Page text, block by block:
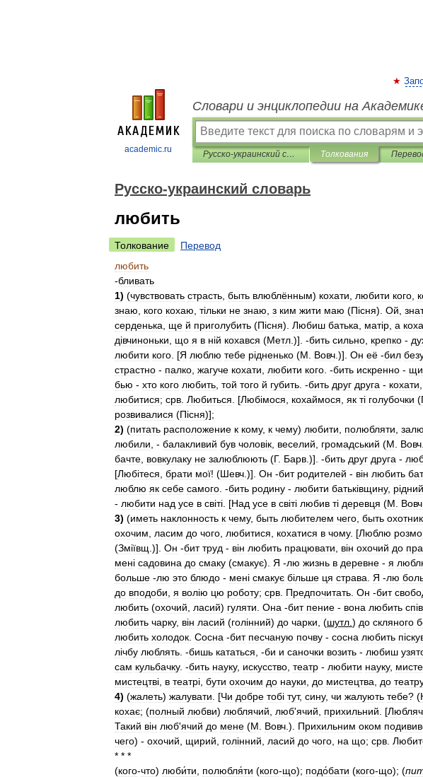
academic.ru
Словари и энциклопедии на
Русско-украинский словарь Толкования
Русско-украинский словарь
любить
Толкование
Перевод
любить
-бливать
1) (чувствовать страсть быть влюблённым) кохати любити кого
знаю
кого кохаю тільки не знаю з ким жити маю (Пісня). Ой
серденька
ще й приголубить (Пісня). Любиш батька матір а
дівчиноньки що я в ній кохався (Метл .)]. -бить сильно крепко -
любити кого . [Я люблю тебе рідненько (М Вовч .)]. Он её -бил
страстно - палко жагуче кохати любити кого . -бить искренно -
бью - хто кого любить той того й губить . -бить друг друга - кохати
любитися; срв Любиться . [Любімося кохаймося як ті голубочки (
розвивалися (Пісня)];
2) (питать расположение к кому, к чему) любити полюбляти
любили , - балакливий був чоловік веселий громадський (М Вовч
бачте вовкулаку не залюблюють (Г. Барв .)]. -бить друг друга -
[Любітеся брати мої! (Шевч .)]. Он -бит родителей - він любить
люблю як себе самого . -бить родину - любити батьківщину, рідний
- любити над усе в світі. [Над усе в світі любив ті деревця (М Вовч
3) (иметь наклонность к чему, быть любителем чего быть
охочим
ласим до чого любитися кохатися в чому. [Люблю
(Зміївщ .)]. Он -бит труд - він любить працювати він охочий до
мені садовина до смаку (смакує). Я -лю жизнь в деревне - я
больше -лю это блюдо - мені смакує більше ця страва Я -лю
до вподоби я волію цю роботу; срв Предпочитать Он -бит
любить (охочий ласий) гуляти Она -бит пение - вона любить спі
любить чарку, він ласий (голінний) до чарки , (шутл ) до скляного
любить холодок Сосна -бит песчаную почву - сосна любить пі
лічбу люблять . -бишь кататься , -би и саночки возить - любиш
сам кульбачку. -бить науку, искусство театр - любити науку,
мистецтві, в театрі, бути охочим до науки до мистецтва до
4) (жалеть) жалувати . [Чи добре тобі тут, сину, чи жалують тебе? (
кохає; (полный любви) люблячий люб'ячий прихильний . [
Такий він люб'ячий до мене (М Вовч .). Прихильним оком
чего) - охочий щирий голінний ласий до чого на що; срв
* * *
(кого-что) люби́ти полюбля́ти (кого-що); подо́бати (кого-що); (